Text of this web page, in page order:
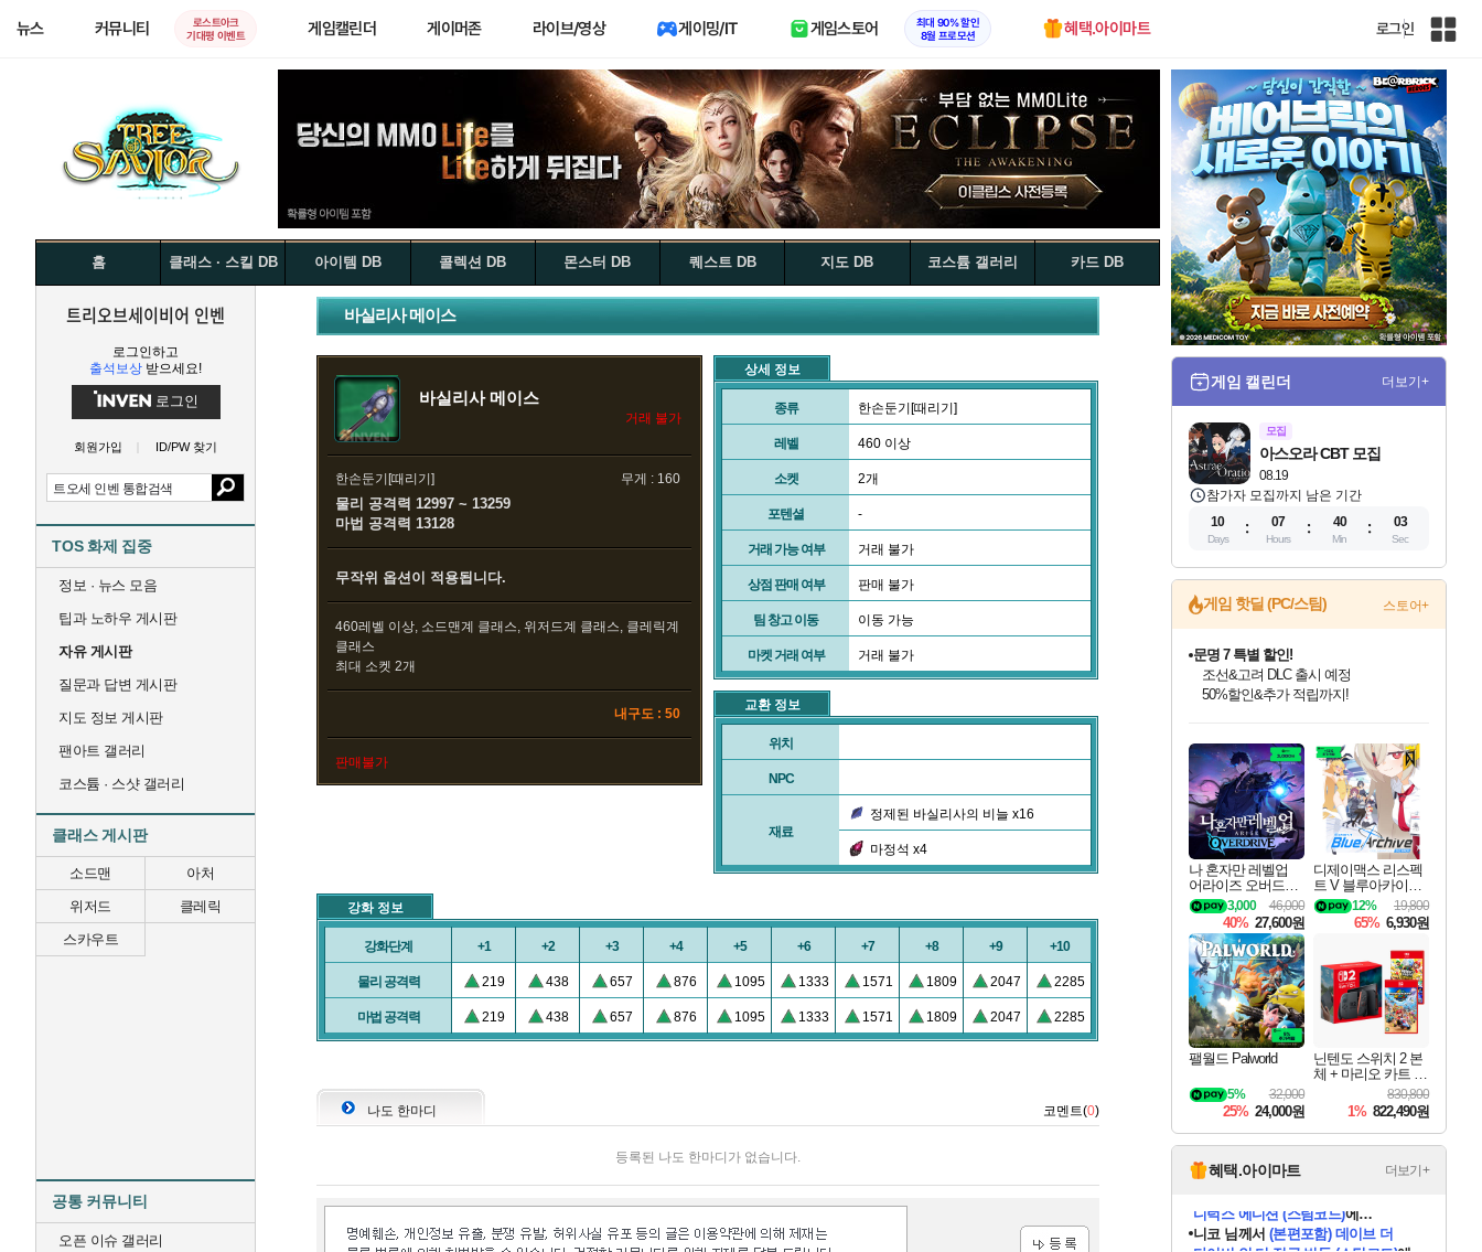
뉴스 커뮤니티
로스트아크
기대평 이벤트
게임캘린더 게이머존 라이브/영상 게이밍/IT 게임스토어
최대 90% 할인
8월 프로모션
혜택.아이마트 로그인
인
사
이
트
맵
홈 클래스 · 스킬 DB 아이템 DB 콜렉션 DB 몬스터 DB 퀘스트 DB 지도 DB 코스튬 갤러리 카드 DB
트리오브세이비어 인벤
로그인하고
출석보상 받으세요!
로그인
회원가입 ID/PW 찾기
TOS 화제 집중
정보 · 뉴스 모음
팁과 노하우 게시판
자유 게시판
질문과 답변 게시판
지도 정보 게시판
팬아트 갤러리
코스튬 · 스샷 갤러리
클래스 게시판
소드맨
아처
위저드
클레릭
스카우트
공통 커뮤니티
오픈 이슈 갤러리
바실리사 메이스
바실리사 메이스
거래 불가
한손둔기[때리기] 무게 : 160
물리 공격력 12997 ~ 13259
마법 공격력 13128
무작위 옵션이 적용됩니다.
460레벨 이상, 소드맨계 클래스, 위저드계 클래스, 클레릭계
클래스
최대 소켓 2개
내구도 : 50
판매불가
상세 정보
종류 한손둔기[때리기]
레벨 460 이상
소켓 2개
포텐셜 -
거래 가능 여부 거래 불가
상점 판매 여부 판매 불가
팀 창고 이동 이동 가능
마켓 거래 여부 거래 불가
교환 정보
위치
NPC
재료
정제된 바실리사의 비늘 x16
마정석 x4
강화 정보
강화단계 +1 +2 +3 +4 +5 +6 +7 +8 +9 +10
물리 공격력 219 438 657 876 1095 1333 1571 1809 2047 2285
마법 공격력 219 438 657 876 1095 1333 1571 1809 2047 2285
나도 한마디 코멘트(0)
등록된 나도 한마디가 없습니다.
게임 캘린더 더보기+
모집
08.19
아스오라 CBT 모집
참가자 모집까지 남은 기간
10
Days
07
Hours
40
Min
03
Sec
게임 핫딜 (PC/스팀) 스토어+
최대 90% 할인가를 만나보세요!
네이버혜택과 함께 만나보세요!
문명 7 특별 할인!
조선&고려 DLC 출시 예정
마블 투혼 파이팅 소울즈 정식출시!
마블 히어로 총 출동&화려한 격투!
네이버 포인트 혜택까지!
이니&베니 혜택까지!
네이버 혜택가와 함께 예약하세요!
할인&네이버혜택으로 만나보세요!
네이버페이 혜택과 만나보세요!
40주년 프로모션으로 만나보세요!
할인가에 만나보세요!
일부 에디션 상시 할인!
혜택으로 예약 판매 중
편안하게 충전하세요
나 혼자만 레벨업
어라이즈 오버드라
이브 Solo Leveling A
rise
46,000
3,000
40% 27,600원
디제이맥스 리스펙
트 V 블루아카이브
팩 DJMAX RESPE
CT V Blue Archive P
ack DLC
19,800
12%
65% 6,930원
팰월드 Palworld
32,000
5%
25% 24,000원
닌텐도 스위치 2 본
체 + 마리오 카트 월
드 + 슈퍼 마리오 파
티 잼버리 닌텐도
스위치 2 에디션 +
잼버리 TV 번들
830,800
1% 822,490원
혜택.아이마트 더보기+
니코님께서(본편포함) 데이브 더
다이버 인 더 정글 번들 (스팀코드)